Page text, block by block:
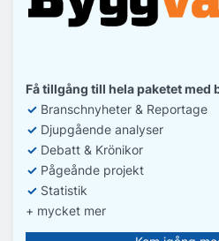
Få tillgång till hela paketet med
✓ Branschnyheter & Reportage
✓ Djupgående analyser
✓ Debatt & Krönikor
✓ Pågeånde projekt
✓ Statistik
+ mycket mer